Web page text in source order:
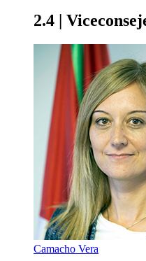
2.4 |
Camacho Vera